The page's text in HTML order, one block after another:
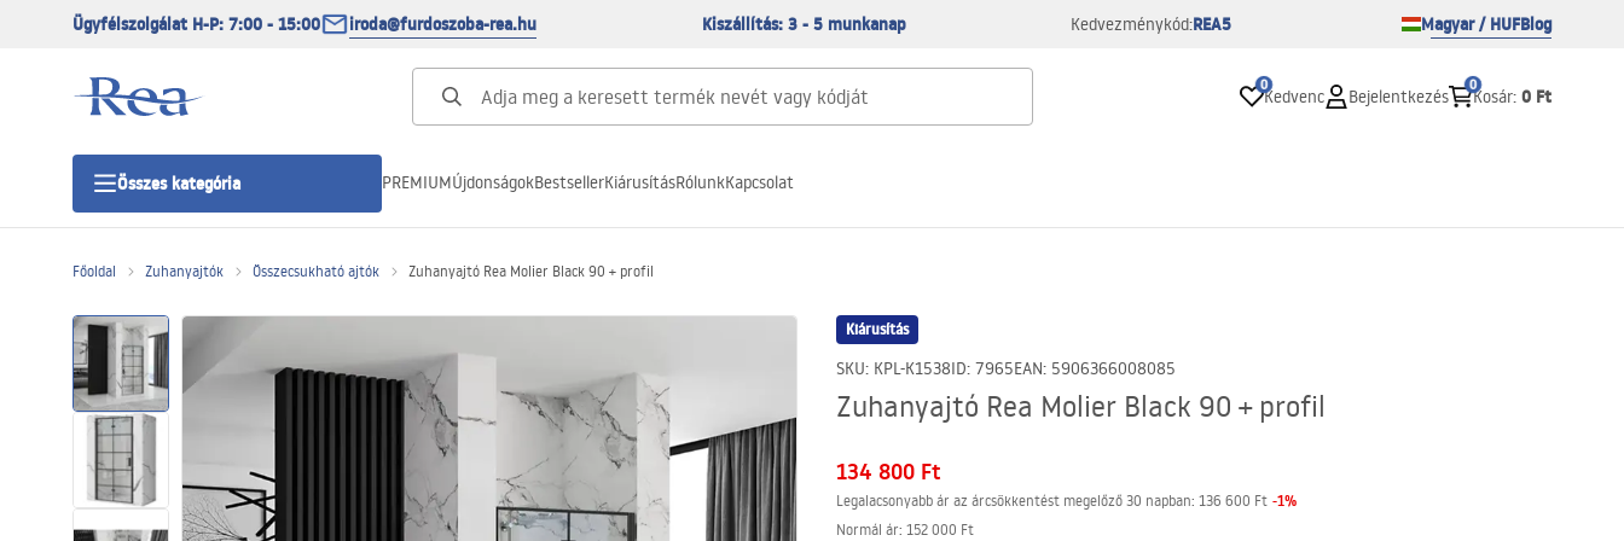
Ügyfélszolgálat H-P: 7:00 - 15:00 iroda@furdoszoba-rea.hu Kiszállítás: 3 - 5 munkanap Kedvezménykód:REA5 Magyar / HUFBlog
0
Kedvenc Bejelentkezés
0
Kosár: 0 Ft
Összes kategória
Zuhanyajtó
Zuhanylefolyók
PREMIUMÚjdonságokBestsellerKiárusításRólunkKapcsolat
Főoldal Zuhanyajtók Összecsukható ajtók Zuhanyajtó Rea Molier Black 90 + profil
Kiárusítás
SKU: KPL-K1538ID: 7965EAN: 5906366008085
Zuhanyajtó Rea Molier Black 90 + profil
134 800 Ft
Legalacsonyabb ár az árcsökkentést megelőző 30 napban: 136 600 Ft -1%
Normál ár: 152 000 Ft